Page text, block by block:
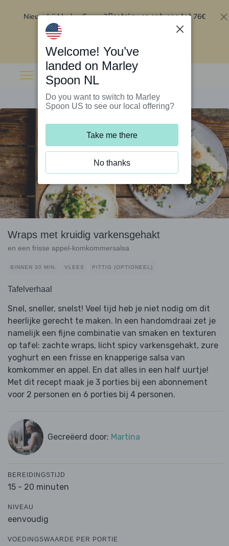
Nieuw bij Marley Spoon?Bestel nu en ontvang tot 76€
Wraps met kruidig varkensgehakt
en een frisse appel-komkommersalsa
BINNEN 30 MIN. VLEES PITTIG (OPTIONEEL)
Tafelverhaal
Snel, sneller, snelst! Veel tijd heb je niet nodig om dit
heerlijke gerecht te maken. In een handomdraai zet je
namelijk een fijne combinatie van smaken en texturen
op tafel: zachte wraps, licht spicy varkensgehakt, zure
yoghurt en een frisse en knapperige salsa van
komkommer en appel. En dat alles in een half uurtje!
Met dit recept maak je 3 porties bij een abonnement
voor 2 personen en 6 porties bij 4 personen.
Gecreëerd door: Martina
BEREIDINGSTIJD
15 - 20 minuten
NIVEAU
eenvoudig
VOEDINGSWAARDE PER PORTIE
Welcome! You’ve
landed on Marley
Spoon NL
Do you want to switch to Marley
Spoon US to see our local offering?
Take me there
No thanks